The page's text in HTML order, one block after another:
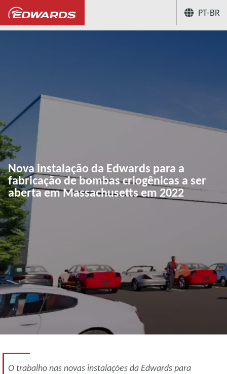
PT-BR
... Nova
Nova instalação da Edwards para a
fabricação de bombas criogênicas a ser
aberta em Massachusetts em 2022
O trabalho nas novas instalações da Edwards para